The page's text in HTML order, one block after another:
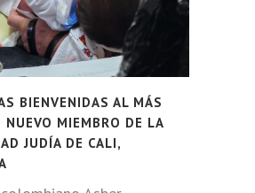
BIENVENIDAS AL MÁS
NUEVO MIEMBRO DE LA
JUDÍA DE CALI,